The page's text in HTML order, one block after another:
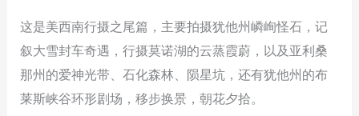
这是美西南行摄之尾篇，主要拍摄犹他州嶙峋怪石，记
叙大雪封车奇遇，行摄莫诺湖的云蒸霞蔚，以及亚利桑
那州的爱神光带、石化森林、陨星坑，还有犹他州的布
莱斯峡谷环形剧场，移步换景，朝花夕拾。